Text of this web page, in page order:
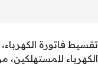
تقسيط فاتورة
الكهرباء